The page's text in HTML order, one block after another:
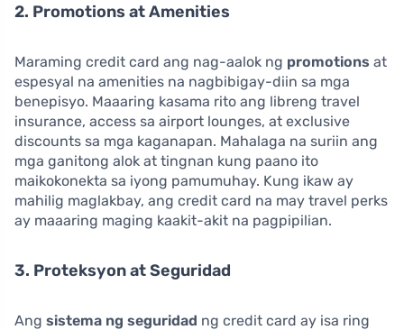
2. Promotions at Amenities
Maraming credit card ang nag-aalok ng promotions at
espesyal na amenities na nagbibigay-diin sa mga
benepisyo. Maaaring kasama rito ang libreng travel
insurance, access sa airport lounges, at exclusive
discounts sa mga kaganapan. Mahalaga na suriin ang
mga ganitong alok at tingnan kung paano ito
maikokonekta sa iyong pamumuhay. Kung ikaw ay
mahilig maglakbay, ang credit card na may travel perks
ay maaaring maging kaakit-akit na pagpipilian.
3. Proteksyon at Seguridad
Ang sistema ng seguridad ng credit card ay isa ring